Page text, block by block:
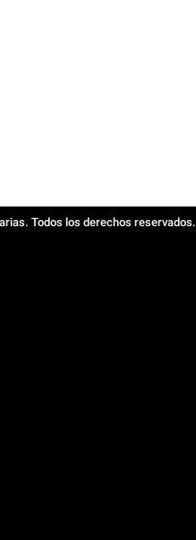
Todos los derechos reservados.